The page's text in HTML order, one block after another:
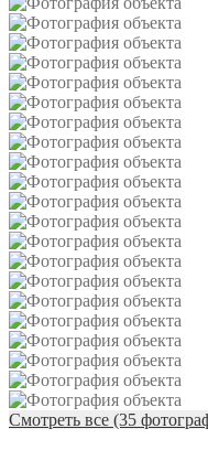
Смотреть все (35